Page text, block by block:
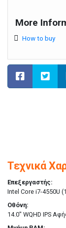
More
How to buy
Τεχνικά
Επεξεργαστής:
Intel Core i7-4550U
Οθόνη:
14.0" WQHD IPS